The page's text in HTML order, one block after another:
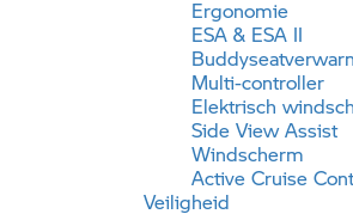
Ergonomie
ESA & ESA II
Multi-controller
Elektrisch
Side View Assist
Windscherm
Active Cruise
Veiligheid